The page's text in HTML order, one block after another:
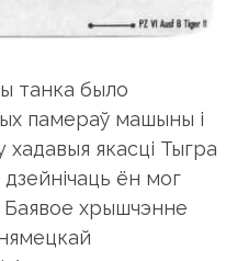
танка было
памераў машыны і
якасці Тыгра
дзейнічаць ён мог
Баявое хрышчэнне